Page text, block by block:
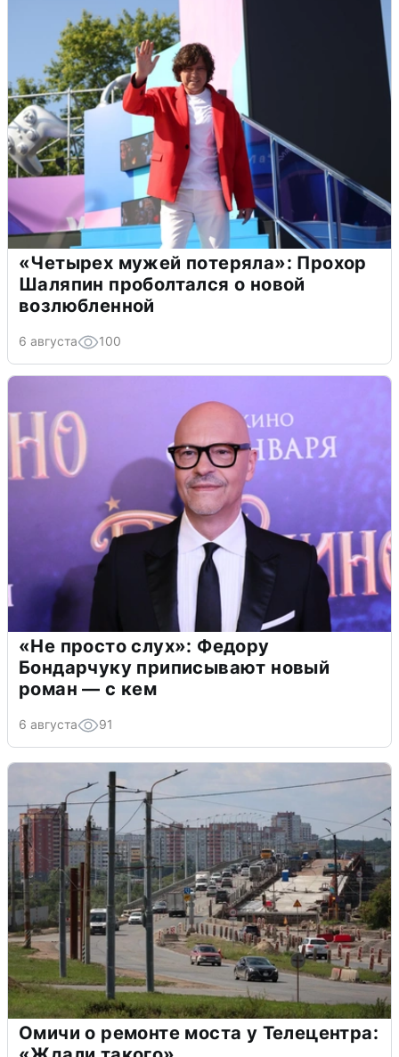
«Четырех мужей потеряла»: Прохор
Шаляпин проболтался о новой
возлюбленной
6 августа 100
«Не просто слух»: Федору
Бондарчуку приписывают новый
роман — с кем
6 августа 91
Омичи о ремонте моста у Телецентра: